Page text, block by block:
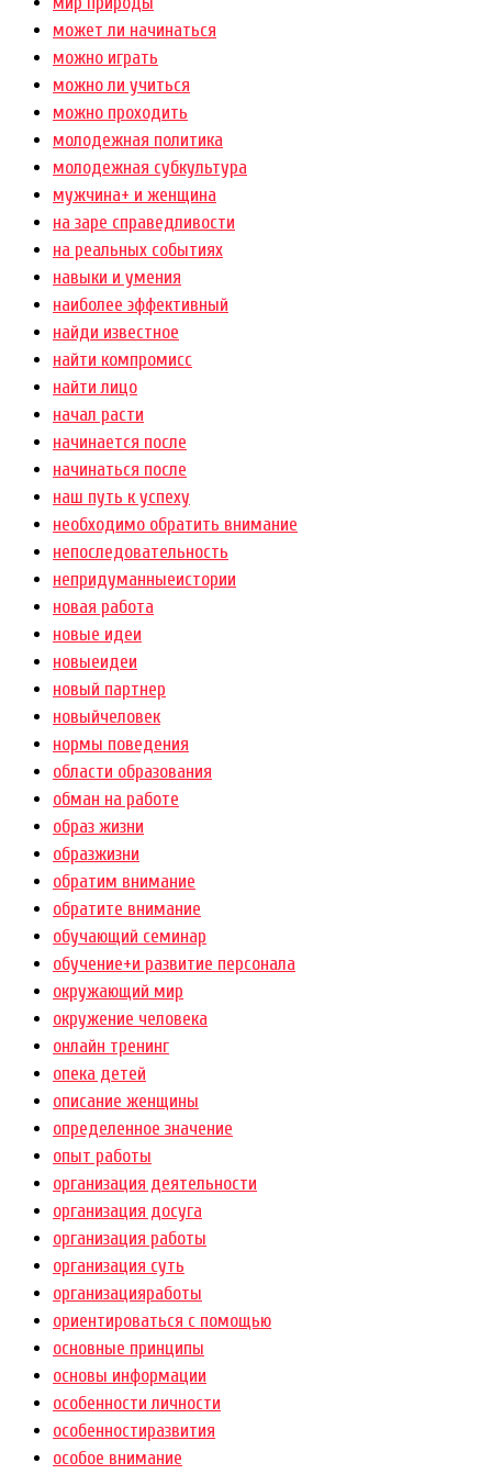
может ли начинаться
можно играть
можно ли учиться
можно проходить
молодежная политика
молодежная субкультура
мужчина+ и женщина
на заре справедливости
на реальных событиях
навыки и умения
наиболее эффективный
найди известное
найти компромисс
найти лицо
начал расти
начинается после
начинаться после
наш путь к успеху
необходимо обратить внимание
непоследовательность
непридуманныеистории
новая работа
новые идеи
новыеидеи
новый партнер
новыйчеловек
нормы поведения
области образования
обман на работе
образ жизни
образжизни
обратим внимание
обратите внимание
обучающий семинар
обучение+и развитие персонала
окружающий мир
окружение человека
онлайн тренинг
опека детей
описание женщины
определенное значение
опыт работы
организация деятельности
организация досуга
организация работы
организация суть
организацияработы
ориентироваться с помощью
основные принципы
основы информации
особенности личности
особенностиразвития
особое внимание